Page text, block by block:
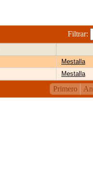
Filtrar:
Mestalla
Mestalla
Primero